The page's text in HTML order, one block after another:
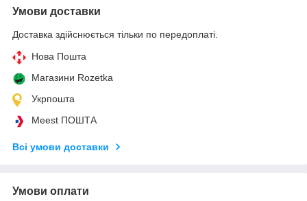
Умови доставки
Доставка здійснюється тільки по передоплаті.
Нова Пошта
Магазини Rozetka
Укрпошта
Meest ПОШТА
Всі умови доставки
Умови оплати